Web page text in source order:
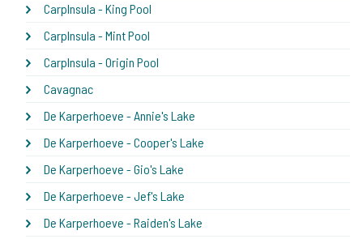
CarpInsula - King Pool
CarpInsula - Mint Pool
CarpInsula - Origin Pool
Cavagnac
De Karperhoeve - Annie's Lake
De Karperhoeve - Cooper's Lake
De Karperhoeve - Gio's Lake
De Karperhoeve - Jef's Lake
De Karperhoeve - Raiden's Lake